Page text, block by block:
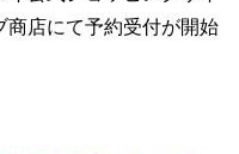
商店にて予約受付が開始